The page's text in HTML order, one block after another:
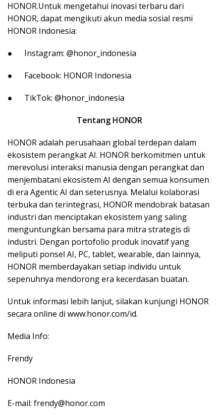
HONOR.Untuk mengetahui inovasi terbaru dari
HONOR, dapat mengikuti akun media sosial resmi
HONOR Indonesia:
● Instagram: @honor_indonesia
● Facebook: HONOR Indonesia
● TikTok: @honor_indonesia
Tentang HONOR
HONOR adalah perusahaan global terdepan dalam
ekosistem perangkat AI. HONOR berkomitmen untuk
merevolusi interaksi manusia dengan perangkat dan
menjembatani ekosistem AI dengan semua konsumen
di era Agentic AI dan seterusnya. Melalui kolaborasi
terbuka dan terintegrasi, HONOR mendobrak batasan
industri dan menciptakan ekosistem yang saling
menguntungkan bersama para mitra strategis di
industri. Dengan portofolio produk inovatif yang
meliputi ponsel AI, PC, tablet, wearable, dan lainnya,
HONOR memberdayakan setiap individu untuk
sepenuhnya mendorong era kecerdasan buatan.
Untuk informasi lebih lanjut, silakan kunjungi HONOR
secara online di www.honor.com/id.
Media Info:
Frendy
HONOR Indonesia
E-mail: frendy@honor.com